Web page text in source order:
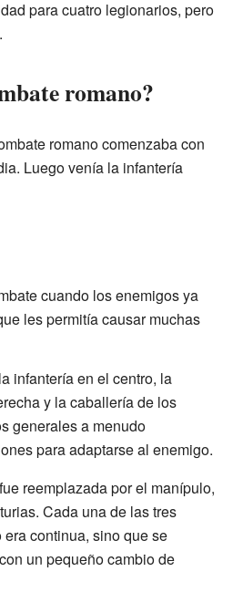
para cuatro legionarios, pero
romano?
romano comenzaba con
Luego venía la infantería
cuando los enemigos ya
les permitía causar muchas
infantería en el centro, la
y la caballería de los
generales a menudo
para adaptarse al enemigo.
fue reemplazada por el manípulo,
Cada una de las tres
continua, sino que se
un pequeño cambio de